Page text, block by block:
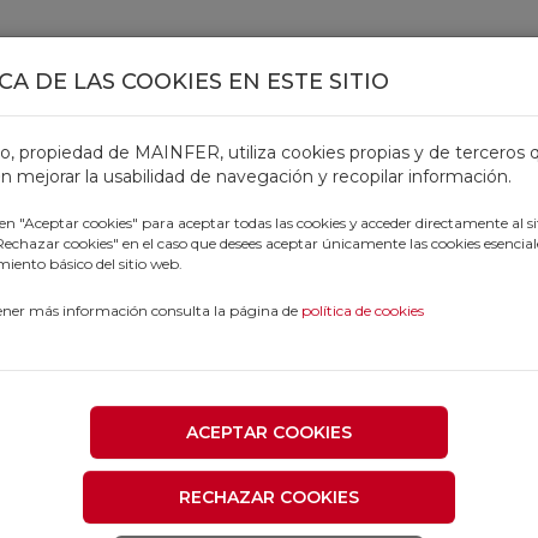
DE LAS COOKIES EN ESTE SITIO
propiedad de MAINFER, utiliza cookies propias y de terceros
mejorar la usabilidad de navegación y recopilar información.
"Aceptar cookies" para aceptar todas las cookies y acceder directamente al
cookies" en el caso que desees aceptar únicamente las cookies
básico del sitio web.
más información consulta la página de política de cookies
ACEPTAR COOKIES
RECHAZAR COOKIES